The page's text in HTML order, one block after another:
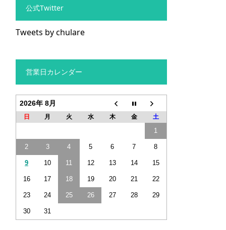
公式Twitter
Tweets by chulare
営業日カレンダー
2026年 8月
日 月 火 水 木 金 土
1
2 3 4 5 6 7 8
9 10 11 12 13 14 15
16 17 18 19 20 21 22
23 24 25 26 27 28 29
30 31